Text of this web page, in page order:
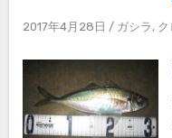
2017年4月28日 / ガシラ , ク